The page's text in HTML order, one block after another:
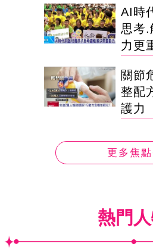
AI時
思考.
力更
關節
整配
護力
更多焦
熱門